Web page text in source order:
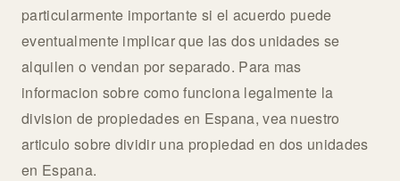
particularmente importante si el acuerdo puede
eventualmente implicar que las dos unidades se
alquilen o vendan por separado. Para mas
informacion sobre como funciona legalmente la
division de propiedades en Espana, vea nuestro
articulo sobre dividir una propiedad en dos unidades
en Espana.